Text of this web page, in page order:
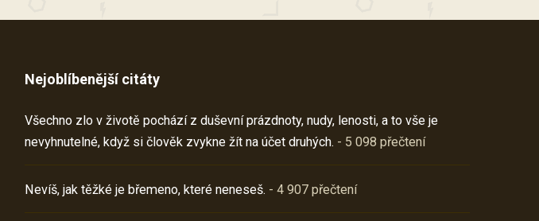
Nejoblíbenější citáty
Všechno zlo v životě pochází z duševní prázdnoty, nudy, lenosti, a to vše je
nevyhnutelné, když si člověk zvykne žít na účet druhých. - 5 098 přečtení
Nevíš, jak těžké je břemeno, které neneseš. - 4 907 přečtení